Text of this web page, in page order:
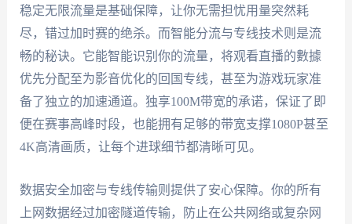
稳定无限流量是基础保障，让你无需担忧用量突然耗
尽，错过加时赛的绝杀。而智能分流与专线技术则是流
畅的秘诀。它能智能识别你的流量，将观看直播的數據
优先分配至为影音优化的回国专线，甚至为游戏玩家准
备了独立的加速通道。独享100M带宽的承诺，保证了即
便在赛事高峰时段，也能拥有足够的带宽支撑1080P甚至
4K高清画质，让每个进球细节都清晰可见。
数据安全加密与专线传输则提供了安心保障。你的所有
上网数据经过加密隧道传输，防止在公共网络或复杂网